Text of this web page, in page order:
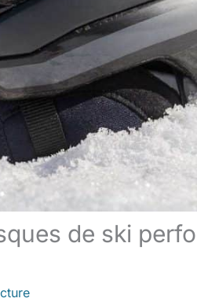
de ski